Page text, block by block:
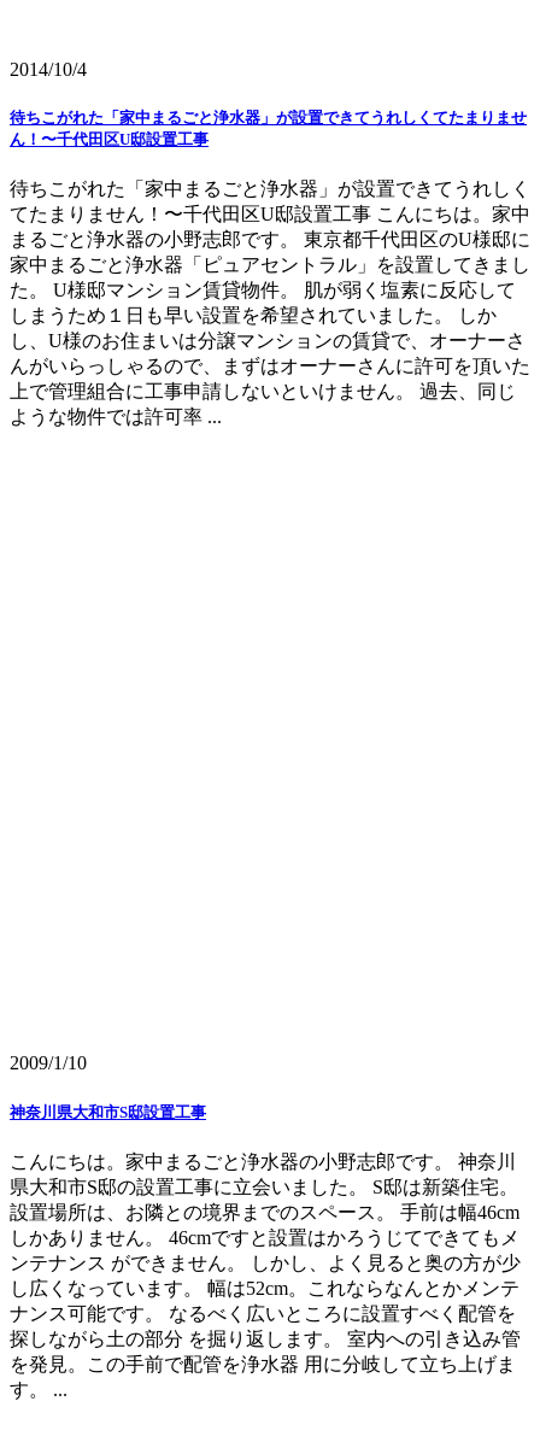
2014/10/4
待ちこがれた「家中まるごと浄水器」が設置できてうれしくてたまりませ
ん！〜千代田区U邸設置工事
待ちこがれた「家中まるごと浄水器」が設置できてうれしく
てたまりません！〜千代田区U邸設置工事 こんにちは。家中
まるごと浄水器の小野志郎です。 東京都千代田区のU様邸に
家中まるごと浄水器「ピュアセントラル」を設置してきまし
た。 U様邸マンション賃貸物件。 肌が弱く塩素に反応して
しまうため１日も早い設置を希望されていました。 しか
し、U様のお住まいは分譲マンションの賃貸で、オーナーさ
んがいらっしゃるので、まずはオーナーさんに許可を頂いた
上で管理組合に工事申請しないといけません。 過去、同じ
ような物件では許可率 ...
2009/1/10
神奈川県大和市S邸設置工事
こんにちは。家中まるごと浄水器の小野志郎です。 神奈川
県大和市S邸の設置工事に立会いました。 S邸は新築住宅。
設置場所は、お隣との境界までのスペース。 手前は幅46cm
しかありません。 46cmですと設置はかろうじてできてもメ
ンテナンス ができません。 しかし、よく見ると奥の方が少
し広くなっています。 幅は52cm。これならなんとかメンテ
ナンス可能です。 なるべく広いところに設置すべく配管を
探しながら土の部分 を掘り返します。 室内への引き込み管
を発見。この手前で配管を浄水器 用に分岐して立ち上げま
す。 ...